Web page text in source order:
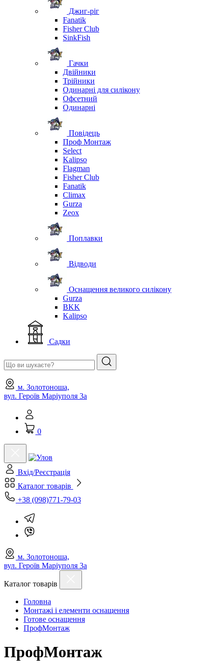
Джиг-ріг
Fanatik
Fisher Club
SinkFish
Гачки
Двійники
Трійники
Одинарні для силікону
Офсетний
Одинарні
Повідець
Проф Монтаж
Select
Kalipso
Flagman
Fisher Club
Fanatik
Climax
Gurza
Zeox
Поплавки
Відводи
Оснащення великого силікону
Gurza
BKK
Kalipso
Садки
м. Золотоноша,
вул. Героїв Маріуполя 3а
0
Вхід/Реєстрація
Каталог товарів
+38 (098)771-79-03
м. Золотоноша,
вул. Героїв Маріуполя 3а
Каталог товарів
Головна
Монтажі і елементи оснащення
Готове оснащення
ПрофМонтаж
ПрофМонтаж